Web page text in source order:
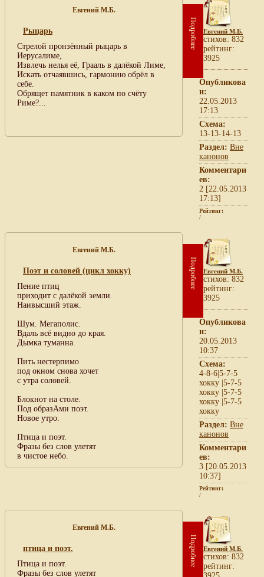
Евгений М.Б.
Рыцарь
Стрелой пронзённый рыцарь в
Иерусалиме,
Извлечь нелья её, Грааль в далёкой Лиме,
Искать отчаявшись, гармонию обрёл в
себе.
Обрящет памятник в каком по счёту
Риме?...
Подробнее Евгений М.Б.
cтихов: 832
рейтинг:
3925
Опубликова
н:
22.05.2013
17:13
Схема:
13-13-14-13
Раздел: Вне
канонов
Комментари
ев:
2 [22.05.2013
17:13]
Рейтинг:
/
Евгений М.Б.
Поэт и соловей (цикл хокку)
Пение птиц
приходит с далёкой земли.
Наивысший этаж.
Шум. Мегаполис.
Вдаль всё видно до края.
Дымка туманна.
Пить нестерпимо
под окном снова хочет
с утра соловей.
Блокнот на столе.
Под образАми поэт.
Новое утро.
Птица и поэт.
Фразы без слов улетят
в чистое небо.
Подробнее Евгений М.Б.
cтихов: 832
рейтинг:
3925
Опубликова
н:
20.05.2013
10:37
Схема:
4-8-6|5-7-5
хокку |5-7-5
хокку |5-7-5
хокку |5-7-5
хокку
Раздел: Вне
канонов
Комментари
ев:
3 [20.05.2013
10:37]
Рейтинг:
/
Евгений М.Б.
птица и поэт.
Птица и поэт.
Фразы без слов улетят
Подробнее Евгений М.Б.
cтихов: 832
рейтинг: